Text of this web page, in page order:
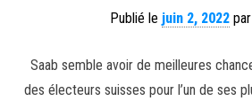
Publié le juin 2, 2022par
Saab semble avoir de meilleures
des électeurs suisses pour l’un de ses